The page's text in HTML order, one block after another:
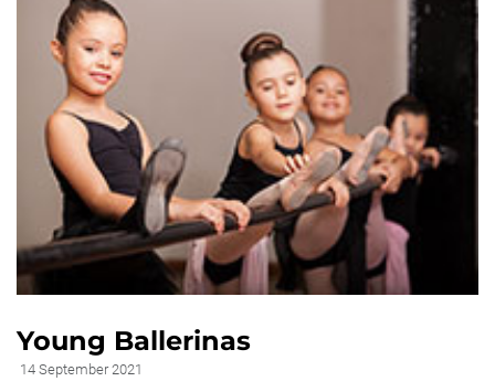
Young Ballerinas
14 September 2021